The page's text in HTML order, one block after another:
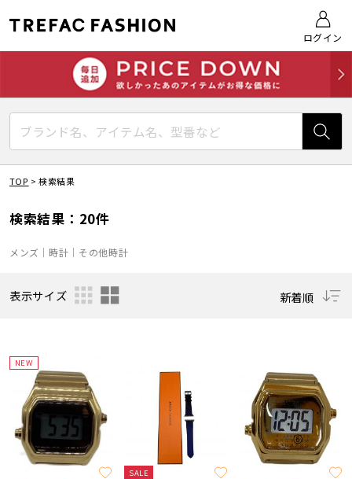
ログイン
TOP >検索結果
検索結果：20件
メンズ｜時計｜その他時計
表示サイズ 新着順
NEW
SALE